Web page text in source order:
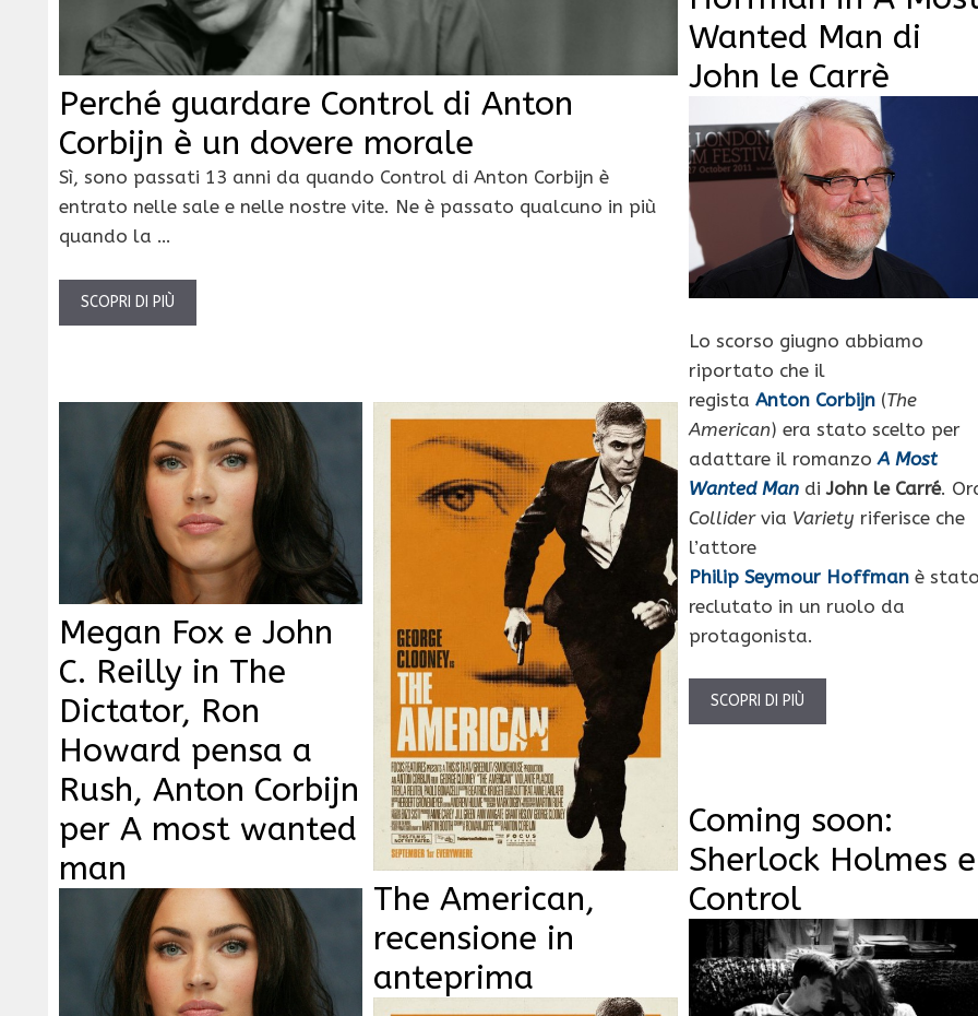
Perché guardare Control di Anton
Corbijn è un dovere morale
Sì, sono passati 13 anni da quando Control di Anton Corbijn è
entrato nelle sale e nelle nostre vite. Ne è passato qualcuno in più
quando la …
SCOPRI DI PIÙ
Wanted Man di
John le Carrè
Lo scorso giugno abbiamo
riportato che il
regista Anton Corbijn(The
American) era stato scelto per
adattare il romanzoA Most
Wanted MandiJohn le Carré.
Collidervia Variety riferisce che
l’attore
Philip Seymour Hoffmanè
reclutato in un ruolo da
protagonista.
SCOPRI DI PIÙ
Megan Fox e John
C. Reilly in The
Dictator, Ron
Howard pensa a
Rush, Anton Corbijn
per A most wanted
man
The American,
recensione in
anteprima
Coming soon:
Sherlock Holmes e
Control